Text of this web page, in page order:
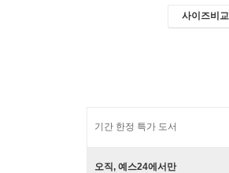
사이즈비교
기간 한정 특가 도서
오직, 예스24에서만